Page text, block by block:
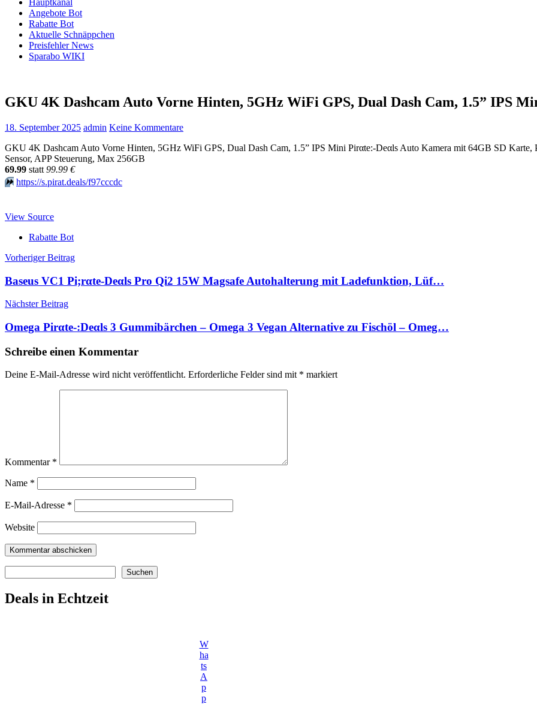
Hauptkanal
Angebote Bot
Rabatte Bot
Aktuelle Schnäppchen
Preisfehler News
Sparabo WIKI
GKU 4K Dashcam Auto Vorne Hinten, 5GHz WiFi GPS, Dual Dash Cam, 1.5” IPS
18. September 2025 admin Keine Kommentare
GKU 4K Dashcam Auto Vorne Hinten, 5GHz WiFi GPS, Dual Dash Cam, 1.5” IPS Mini Pirαtе:-Dеαls Auto Kamera mit 64GB SD
Sensor, APP Steuerung, Max 256GB
69.99 statt 99.99 €
⏩️ https://s.pirat.deals/f97cccdc
View Source
Rabatte Bot
Beitragsnavigation
Vorheriger Beitrag
Baseus VC1 Pi;rαtе-Dеαls Pro Qi2 15W Magsafe Autohalterung mit Ladefunktion, Lüf…
Nächster Beitrag
Omega Pirαtе-:Dеαls 3 Gummibärchen – Omega 3 Vegan Alternative zu Fischöl – Omeg…
Schreibe einen Kommentar
Deine E-Mail-Adresse wird nicht veröffentlicht. Erforderliche Felder sind mit * markiert
Kommentar *
Name *
E-Mail-Adresse *
Website
Suchen
Deals in Echtzeit
W
ha
ts
A
p
p